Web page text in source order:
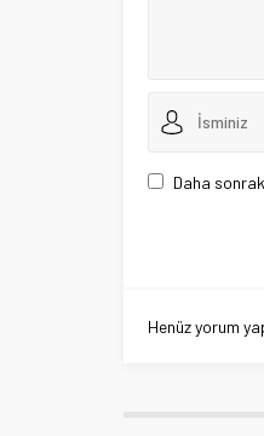
Daha
Henüz yorum